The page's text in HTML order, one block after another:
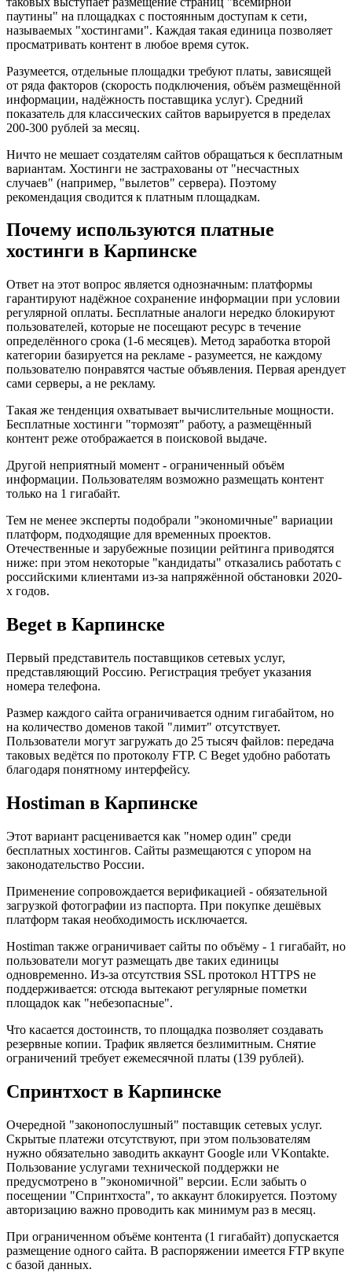
паутины" на площадках с постоянным доступам к сети,
называемых "хостингами". Каждая такая единица позволяет
просматривать контент в любое время суток.
Разумеется, отдельные площадки требуют платы, зависящей
от ряда факторов (скорость подключения, объём размещённой
информации, надёжность поставщика услуг). Средний
показатель для классических сайтов варьируется в пределах
200-300 рублей за месяц.
Ничто не мешает создателям сайтов обращаться к бесплатным
вариантам. Хостинги не застрахованы от "несчастных
случаев" (например, "вылетов" сервера). Поэтому
рекомендация сводится к платным площадкам.
Почему используются платные
хостинги в Карпинске
Ответ на этот вопрос является однозначным: платформы
гарантируют надёжное сохранение информации при условии
регулярной оплаты. Бесплатные аналоги нередко блокируют
пользователей, которые не посещают ресурс в течение
определённого срока (1-6 месяцев). Метод заработка второй
категории базируется на рекламе - разумеется, не каждому
пользователю понравятся частые объявления. Первая арендует
сами серверы, а не рекламу.
Такая же тенденция охватывает вычислительные мощности.
Бесплатные хостинги "тормозят" работу, а размещённый
контент реже отображается в поисковой выдаче.
Другой неприятный момент - ограниченный объём
информации. Пользователям возможно размещать контент
только на 1 гигабайт.
Тем не менее эксперты подобрали "экономичные" вариации
платформ, подходящие для временных проектов.
Отечественные и зарубежные позиции рейтинга приводятся
ниже: при этом некоторые "кандидаты" отказались работать с
российскими клиентами из-за напряжённой обстановки 2020-
х годов.
Beget в Карпинске
Первый представитель поставщиков сетевых услуг,
представляющий Россию. Регистрация требует указания
номера телефона.
Размер каждого сайта ограничивается одним гигабайтом, но
на количество доменов такой "лимит" отсутствует.
Пользователи могут загружать до 25 тысяч файлов: передача
таковых ведётся по протоколу FTP. С Beget удобно работать
благодаря понятному интерфейсу.
Hostiman в Карпинске
Этот вариант расценивается как "номер один" среди
бесплатных хостингов. Сайты размещаются с упором на
законодательство России.
Применение сопровождается верификацией - обязательной
загрузкой фотографии из паспорта. При покупке дешёвых
платформ такая необходимость исключается.
Hostiman также ограничивает сайты по объёму - 1 гигабайт, но
пользователи могут размещать две таких единицы
одновременно. Из-за отсутствия SSL протокол HTTPS не
поддерживается: отсюда вытекают регулярные пометки
площадок как "небезопасные".
Что касается достоинств, то площадка позволяет создавать
резервные копии. Трафик является безлимитным. Снятие
ограничений требует ежемесячной платы (139 рублей).
Спринтхост в Карпинске
Очередной "законопослушный" поставщик сетевых услуг.
Скрытые платежи отсутствуют, при этом пользователям
нужно обязательно заводить аккаунт Google или VKontakte.
Пользование услугами технической поддержки не
предусмотрено в "экономичной" версии. Если забыть о
посещении "Спринтхоста", то аккаунт блокируется. Поэтому
авторизацию важно проводить как минимум раз в месяц.
При ограниченном объёме контента (1 гигабайт) допускается
размещение одного сайта. В распоряжении имеется FTP вкупе
с базой данных.